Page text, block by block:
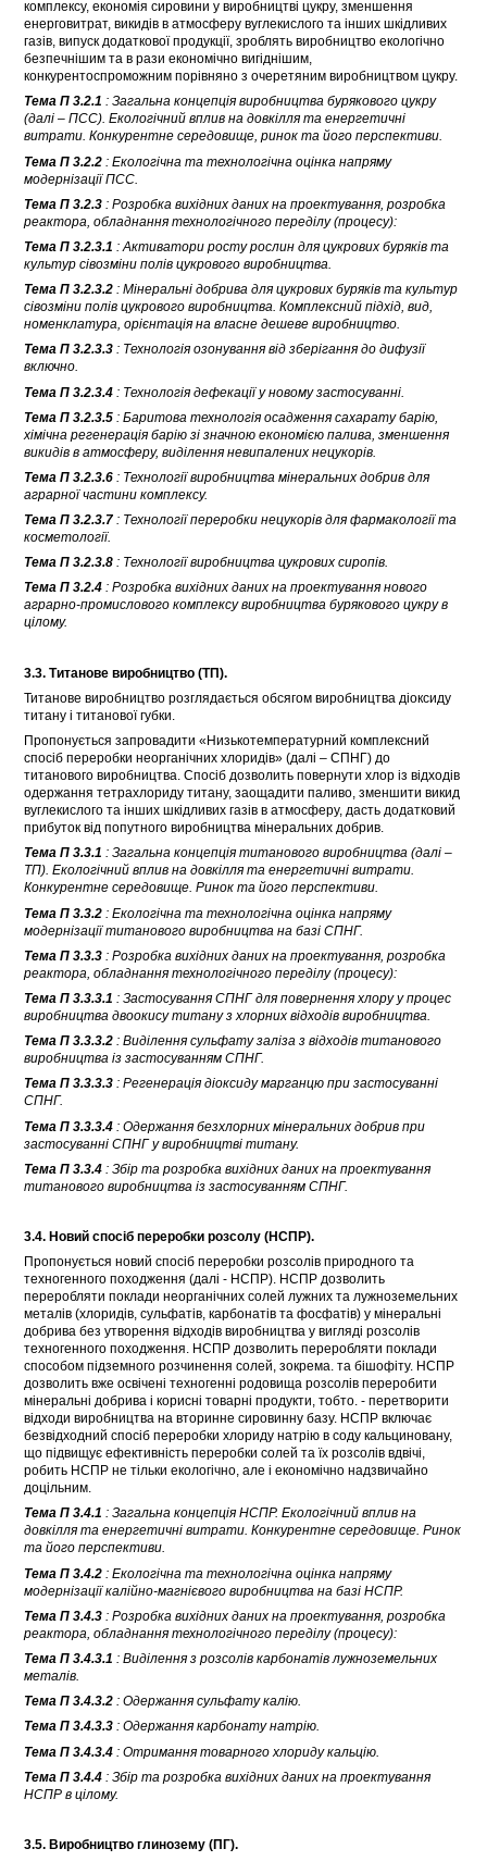
комплексу, економія сировини у виробництві цукру, зменшення
енерговитрат, викидів в атмосферу вуглекислого та інших шкідливих
газів, випуск додаткової продукції, зроблять виробництво екологічно
безпечнішим та в рази економічно вигіднішим,
конкурентоспроможним порівняно з очеретяним виробництвом цукру.
Тема П 3.2.1 : Загальна концепція виробництва бурякового цукру
(далі – ПСС). Екологічний вплив на довкілля та енергетичні
витрати. Конкурентне середовище, ринок та його перспективи.
Тема П 3.2.2 : Екологічна та технологічна оцінка напряму
модернізації ПСС.
Тема П 3.2.3 : Розробка вихідних даних на проектування, розробка
реактора, обладнання технологічного переділу (процесу):
Тема П 3.2.3.1 : Активатори росту рослин для цукрових буряків та
культур сівозміни полів цукрового виробництва.
Тема П 3.2.3.2 : Мінеральні добрива для цукрових буряків та культур
сівозміни полів цукрового виробництва. Комплексний підхід, вид,
номенклатура, орієнтація на власне дешеве виробництво.
Тема П 3.2.3.3 : Технологія озонування від зберігання до дифузії
включно.
Тема П 3.2.3.4 : Технологія дефекації у новому застосуванні.
Тема П 3.2.3.5 : Баритова технологія осадження сахарату барію,
хімічна регенерація барію зі значною економією палива, зменшення
викидів в атмосферу, виділення невипалених нецукорів.
Тема П 3.2.3.6 : Технології виробництва мінеральних добрив для
аграрної частини комплексу.
Тема П 3.2.3.7 : Технології переробки нецукорів для фармакології та
косметології.
Тема П 3.2.3.8 : Технології виробництва цукрових сиропів.
Тема П 3.2.4 : Розробка вихідних даних на проектування нового
аграрно-промислового комплексу виробництва бурякового цукру в
цілому.
3.3. Титанове виробництво (ТП).
Титанове виробництво розглядається обсягом виробництва діоксиду
титану і титанової губки.
Пропонується запровадити «Низькотемпературний комплексний
спосіб переробки неорганічних хлоридів» (далі – СПНГ) до
титанового виробництва. Спосіб дозволить повернути хлор із відходів
одержання тетрахлориду титану, заощадити паливо, зменшити викид
вуглекислого та інших шкідливих газів в атмосферу, дасть додатковий
прибуток від попутного виробництва мінеральних добрив.
Тема П 3.3.1 : Загальна концепція титанового виробництва (далі –
ТП). Екологічний вплив на довкілля та енергетичні витрати.
Конкурентне середовище. Ринок та його перспективи.
Тема П 3.3.2 : Екологічна та технологічна оцінка напряму
модернізації титанового виробництва на базі СПНГ.
Тема П 3.3.3 : Розробка вихідних даних на проектування, розробка
реактора, обладнання технологічного переділу (процесу):
Тема П 3.3.3.1 : Застосування СПНГ для повернення хлору у процес
виробництва двоокису титану з хлорних відходів виробництва.
Тема П 3.3.3.2 : Виділення сульфату заліза з відходів титанового
виробництва із застосуванням СПНГ.
Тема П 3.3.3.3 : Регенерація діоксиду марганцю при застосуванні
СПНГ.
Тема П 3.3.3.4 : Одержання безхлорних мінеральних добрив при
застосуванні СПНГ у виробництві титану.
Тема П 3.3.4 : Збір та розробка вихідних даних на проектування
титанового виробництва із застосуванням СПНГ.
3.4. Новий спосіб переробки розсолу (НСПР).
Пропонується новий спосіб переробки розсолів природного та
техногенного походження (далі - НСПР). НСПР дозволить
переробляти поклади неорганічних солей лужних та лужноземельних
металів (хлоридів, сульфатів, карбонатів та фосфатів) у мінеральні
добрива без утворення відходів виробництва у вигляді розсолів
техногенного походження. НСПР дозволить переробляти поклади
способом підземного розчинення солей, зокрема. та бішофіту. НСПР
дозволить вже освічені техногенні родовища розсолів переробити
мінеральні добрива і корисні товарні продукти, тобто. - перетворити
відходи виробництва на вторинне сировинну базу. НСПР включає
безвідходний спосіб переробки хлориду натрію в соду кальциновану,
що підвищує ефективність переробки солей та їх розсолів вдвічі,
робить НСПР не тільки екологічно, але і економічно надзвичайно
доцільним.
Тема П 3.4.1 : Загальна концепція НСПР. Екологічний вплив на
довкілля та енергетичні витрати. Конкурентне середовище. Ринок
та його перспективи.
Тема П 3.4.2 : Екологічна та технологічна оцінка напряму
модернізації калійно-магнієвого виробництва на базі НСПР.
Тема П 3.4.3 : Розробка вихідних даних на проектування, розробка
реактора, обладнання технологічного переділу (процесу):
Тема П 3.4.3.1 : Виділення з розсолів карбонатів лужноземельних
металів.
Тема П 3.4.3.2 : Одержання сульфату калію.
Тема П 3.4.3.3 : Одержання карбонату натрію.
Тема П 3.4.3.4 : Отримання товарного хлориду кальцію.
Тема П 3.4.4 : Збір та розробка вихідних даних на проектування
НСПР в цілому.
3.5. Виробництво глинозему (ПГ).